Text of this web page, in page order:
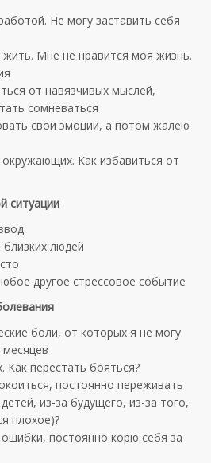
Не могу заставить себя
Мне не нравится моя жизнь.
от навязчивых мыслей,
сомневаться
свои эмоции, а потом жалею
Как избавиться от
ситуации
людей
другое стрессовое событие
боли, от которых я не могу
Как перестать бояться?
постоянно переживать
из-за будущего, из-за того,
плохое)?
постоянно корю себя за